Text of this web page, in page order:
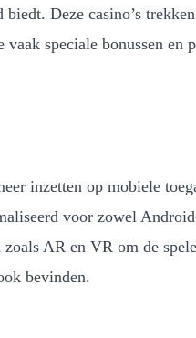
Deze casino’s
vaak speciale bonussen
inzetten op mobiele
voor zowel
AR en VR om de
bevinden.